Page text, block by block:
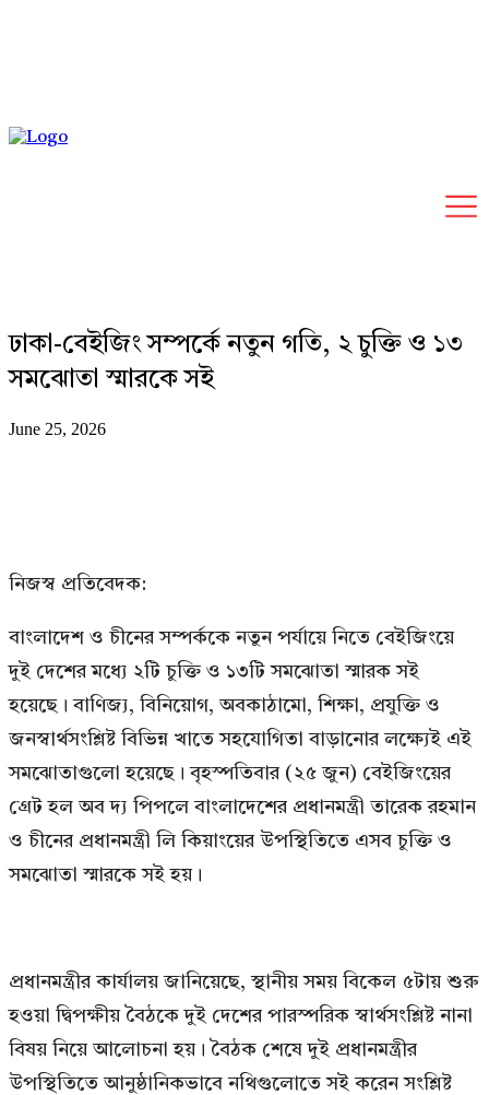
ঢাকা-বেইজিং সম্পর্কে নতুন গতি, ২ চুক্তি ও ১৩
সমঝোতা স্মারকে সই
June 25, 2026
নিজস্ব প্রতিবেদক:
বাংলাদেশ ও চীনের সম্পর্ককে নতুন পর্যায়ে নিতে বেইজিংয়ে
দুই দেশের মধ্যে ২টি চুক্তি ও ১৩টি সমঝোতা স্মারক সই
হয়েছে। বাণিজ্য, বিনিয়োগ, অবকাঠামো, শিক্ষা, প্রযুক্তি ও
জনস্বার্থসংশ্লিষ্ট বিভিন্ন খাতে সহযোগিতা বাড়ানোর লক্ষ্যেই এই
সমঝোতাগুলো হয়েছে। বৃহস্পতিবার (২৫ জুন) বেইজিংয়ের
গ্রেট হল অব দ্য পিপলে বাংলাদেশের প্রধানমন্ত্রী তারেক রহমান
ও চীনের প্রধানমন্ত্রী লি কিয়াংয়ের উপস্থিতিতে এসব চুক্তি ও
সমঝোতা স্মারকে সই হয়।
প্রধানমন্ত্রীর কার্যালয় জানিয়েছে, স্থানীয় সময় বিকেল ৫টায় শুরু
হওয়া দ্বিপক্ষীয় বৈঠকে দুই দেশের পারস্পরিক স্বার্থসংশ্লিষ্ট নানা
বিষয় নিয়ে আলোচনা হয়। বৈঠক শেষে দুই প্রধানমন্ত্রীর
উপস্থিতিতে আনুষ্ঠানিকভাবে নথিগুলোতে সই করেন সংশ্লিষ্ট